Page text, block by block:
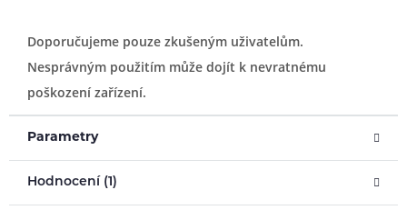
Doporučujeme pouze zkušeným uživatelům.
Nesprávným použitím může dojít k nevratnému
poškození zařízení.
Parametry
Hodnocení (1)